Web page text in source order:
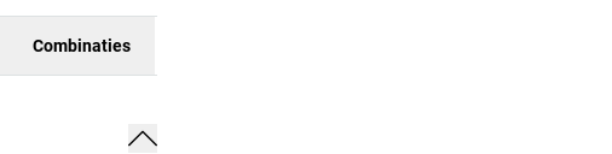
Combinaties